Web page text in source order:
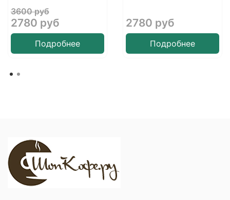
3600 руб
2780 руб
Подробнее
2780 руб
Подробнее